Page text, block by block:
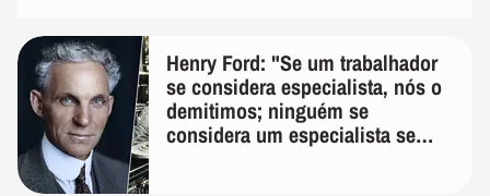
Henry Ford: "Se um trabalhador
se considera especialista, nós o
demitimos; ninguém se
considera um especialista se